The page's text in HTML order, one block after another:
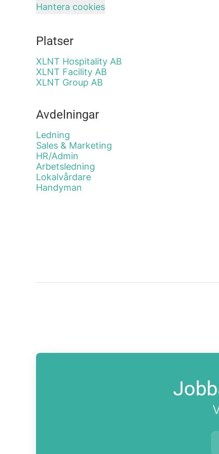
Hantera cookies
Platser
XLNT Hospitality AB
XLNT Facility AB
XLNT Group AB
Avdelningar
Ledning
Sales & Marketing
HR/Admin
Arbetsledning
Lokalvårdare
Handyman